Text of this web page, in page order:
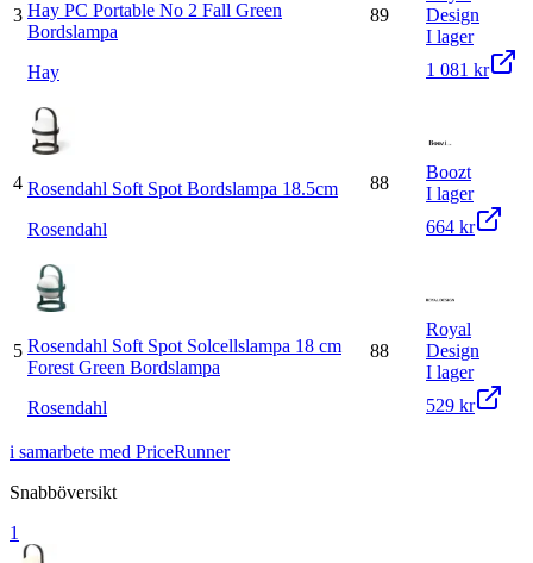
3 Hay PC Portable No 2 Fall Green
Bordslampa
Hay
89
Design
I lager
1 081 kr
4 Rosendahl Soft Spot Bordslampa 18.5cm
Rosendahl
88
Boozt
I lager
664 kr
5 Rosendahl Soft Spot Solcellslampa 18 cm
Forest Green Bordslampa
Rosendahl
88
Royal
Design
I lager
529 kr
i samarbete med PriceRunner
Snabböversikt
1